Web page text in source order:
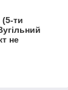
ти
не